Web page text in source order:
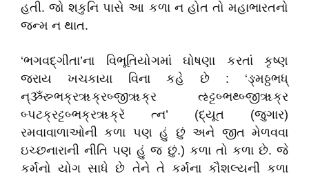
હતી. જો શકુનિ પાસે આ કળા ન હોત તો મહાભારતનો
જન્મ ન થાત.
‘ભગવદ્‌ગીતા’ના વિભૂતિયોગમાં ઘોષણા કરતાં કૃષ્ણ
જરાય ખચકાયા વિના કહે છે : ‘ઙ્મઠ્ઠભધ્
ન્ૐસ્ર્ભક્રૠક્રબ્જીૠક્ર ઌટ્ટબ્ભથ્બ્જીૠક્ર
બ્પટક્રટ્ટબ્ભક્રૠક્રૅ ત્ન’ (દ્યૂત (જુગાર)
રમવાવાળાઓની કળા પણ હું છું અને જીત મેળવવા
ઇચ્છનારાની નીતિ પણ હું જ છું.) કળા તો કળા છે. જે
કર્મનો યોગ સાધે છે તેને તે કર્મના કૌશલ્યની કળા